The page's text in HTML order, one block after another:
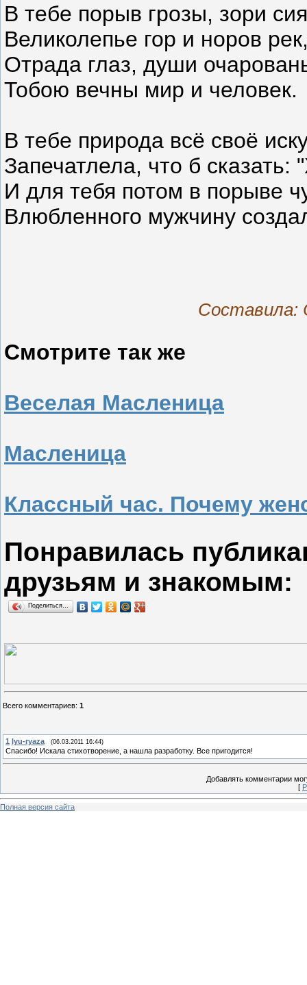
В тебе порыв грозы, зори
Великолепье гор и норов
Отрада глаз, души
Тобою вечны мир и человек.
В тебе природа всё своё
Запечатлела, что б сказать:
И для тебя потом в порыве
Влюбленного мужчину
Составила:
Смотрите так же
Веселая Масленица
Масленица
Классный час. Почему
Понравилась
друзьям и знакомым:
Поделиться…
Всего комментариев: 1
1 lyu-ryaza (06.03.2011 16:44)
Спасибо! Искала стихотворение, а нашла разработку. Все пригодится!
Добавлять комментарии
[
Полная версия сайта